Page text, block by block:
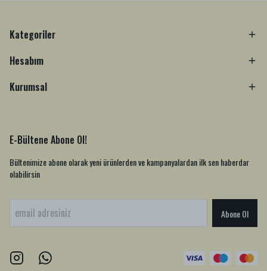
Kategoriler
Hesabım
Kurumsal
E-Bültene Abone Ol!
Bültenimize abone olarak yeni ürünlerden ve kampanyalardan ilk sen haberdar
olabilirsin
Abone Ol